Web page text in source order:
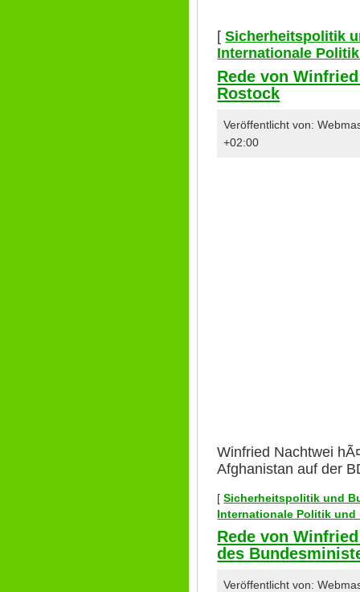
[Sicherheitspolitik
Internationale
Rede von
Rostock
Veröffentlicht von:
+02:00
Winfried Nachtwei
Afghanistan auf der
[Sicherheitspolitik und
Internationale Politik und
Rede von
des
Veröffentlicht von: